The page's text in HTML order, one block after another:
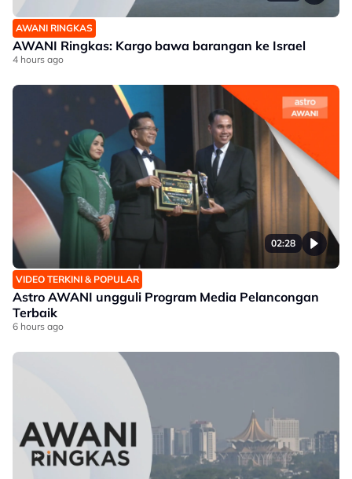
AWANI RINGKAS
AWANI Ringkas: Kargo bawa barangan ke Israel
4 hours ago
02:28
VIDEO TERKINI & POPULAR
Astro AWANI ungguli Program Media Pelancongan
Terbaik
6 hours ago